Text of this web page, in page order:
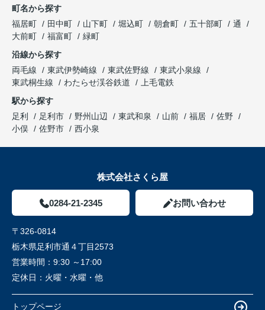
町名から探す
福居町
田中町 山下町 堀込町 朝倉町 五十部町
通
大前町
福富町
緑町
沿線から探す
両毛線
東武伊勢崎線 東武佐野線
東武小泉線
東武桐生線
わたらせ渓谷鉄道
上毛電鉄
駅から探す
足利
足利市 野州山辺 東武和泉 山前 福居
佐野
小俣
佐野市 西小泉
株式会社さくら屋
0284-21-2345 お問い合わせ
〒326-0814
栃木県足利市通４丁目2573
営業時間： 9:30 ～17:00
定休日： 火曜・水曜・他
トップページ